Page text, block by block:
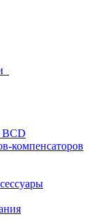
BCD
компенсаторов